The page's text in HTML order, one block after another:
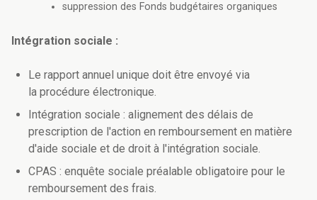
suppression des Fonds budgétaires organiques
Intégration sociale :
Le rapport annuel unique doit être envoyé via
la procédure électronique.
Intégration sociale : alignement des délais de
prescription de l'action en remboursement en matière
d'aide sociale et de droit à l'intégration sociale.
CPAS : enquête sociale préalable obligatoire pour le
remboursement des frais.